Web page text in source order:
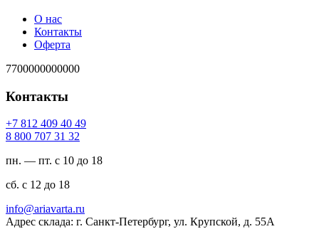
О нас
Контакты
Оферта
7700000000000
Контакты
94 04 904 218 7+
23 13 707 008 8
пн. — пт. с 10 до 18
сб. с 12 до 18
ur.atravaira@ofni
Адрес склада: г. Санкт-Петербург, ул. Крупской, д. 55А